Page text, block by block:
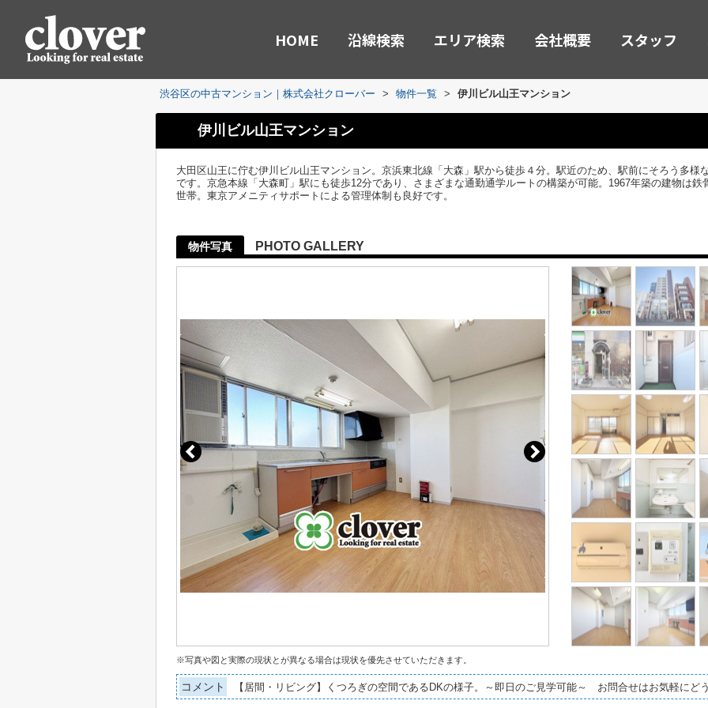
HOME 沿線検索 エリア検索 会社概要 スタッフ
渋谷区の中古マンション｜株式会社クローバー > 物件一覧 > 伊川ビル山王マンション
伊川ビル山王マンション
大田区山王に佇む伊川ビル山王マンション。京浜東北線「大森」駅から徒歩４分。駅近のため、駅前にそろう多様
です。京急本線「大森町」駅にも徒歩12分であり、さまざまな通勤通学ルートの構築が可能。1967年築の建物は
世帯。東京アメニティサポートによる管理体制も良好です。
物件写真 PHOTO GALLERY
※写真や図と実際の現状とが異なる場合は現状を優先させていただきます。
コメント 【居間・リビング】くつろぎの空間であるDKの様子。～即日のご見学可能～ お問合せはお気軽にど